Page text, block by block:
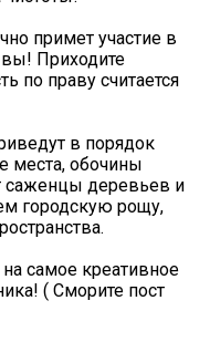
примет участие в
вы! Приходите
по праву считается
в порядок
места, обочины
саженцы деревьев и
городскую рощу,
самое креативное
( Сморите пост